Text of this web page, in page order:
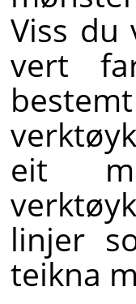
Viss du
vert
eit
linjer
teikna